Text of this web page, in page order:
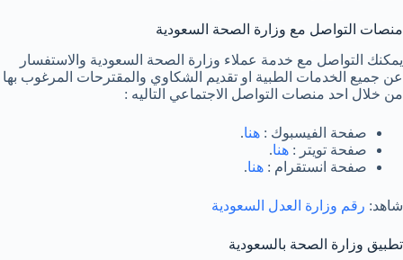
منصات التواصل مع وزارة الصحة السعودية
يمكنك التواصل مع خدمة عملاء وزارة الصحة السعودية والاستفسار
عن جميع الخدمات الطبية او تقديم الشكاوي والمقترحات المرغوب بها
من خلال احد منصات التواصل الاجتماعي التاليه :
صفحة الفيسبوك : هنا.
صفحة تويتر : هنا.
صفحة انستقرام : هنا.
شاهد: رقم وزارة العدل السعودية
تطبيق وزارة الصحة بالسعودية